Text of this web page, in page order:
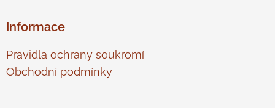
Informace
Pravidla ochrany soukromí
Obchodní podmínky